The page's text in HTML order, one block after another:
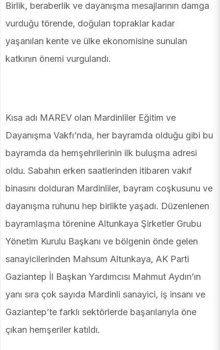
Birlik, beraberlik ve dayanışma mesajlarının damga
vurduğu törende, doğulan topraklar kadar
yaşanılan kente ve ülke ekonomisine sunulan
katkının önemi vurgulandı.
Kısa adı MAREV olan Mardinliler Eğitim ve
Dayanışma Vakfı’nda, her bayramda olduğu gibi bu
bayramda da hemşehrilerinin ilk buluşma adresi
oldu. Sabahın erken saatlerinden itibaren vakıf
binasını dolduran Mardinliler, bayram coşkusunu ve
dayanışma ruhunu hep birlikte yaşadı. Düzenlenen
bayramlaşma törenine Altunkaya Şirketler Grubu
Yönetim Kurulu Başkanı ve bölgenin önde gelen
sanayicilerinden Mahsum Altunkaya, AK Parti
Gaziantep İl Başkan Yardımcısı Mahmut Aydın’ın
yanı sıra çok sayıda Mardinli sanayici, iş insanı ve
Gaziantep’te farklı sektörlerde başarılarıyla öne
çıkan hemşeriler katıldı.